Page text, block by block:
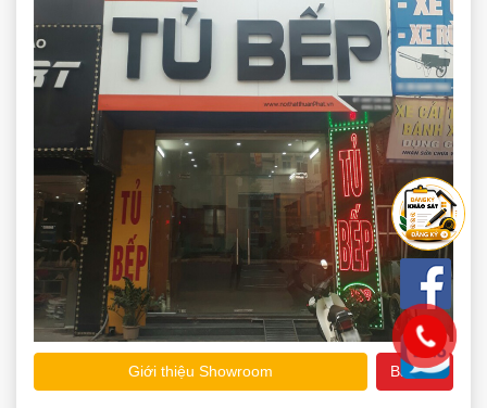
Giới thiệu Showroom Bản đồ